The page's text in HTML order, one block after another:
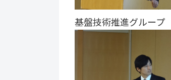
基盤技術推進グル